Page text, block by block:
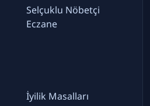
Selçuklu Nöbetçi
Eczane
İyilik Masalları